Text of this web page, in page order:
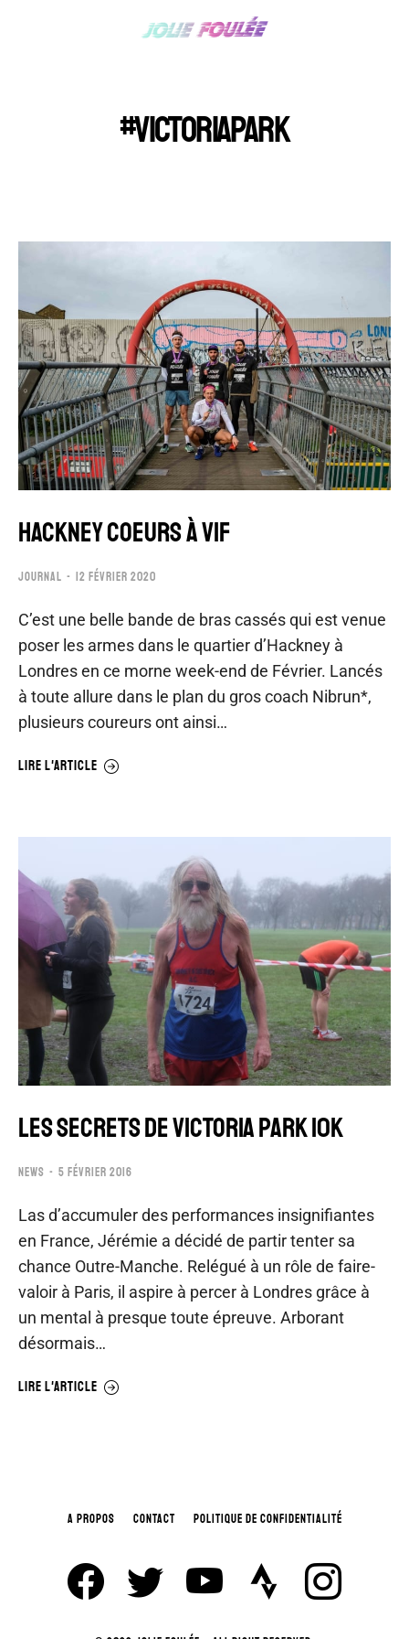
#VICTORIAPARK
HACKNEY COEURS À VIF
JOURNAL 12 FÉVRIER 2020
C’est une belle bande de bras cassés qui est venue
poser les armes dans le quartier d’Hackney à
Londres en ce morne week-end de Février. Lancés
à toute allure dans le plan du gros coach Nibrun*,
plusieurs coureurs ont ainsi…
LIRE L'ARTICLE
LES SECRETS DE VICTORIA PARK 10K
NEWS 5 FÉVRIER 2016
Las d’accumuler des performances insignifiantes
en France, Jérémie a décidé de partir tenter sa
chance Outre-Manche. Relégué à un rôle de faire-
valoir à Paris, il aspire à percer à Londres grâce à
un mental à presque toute épreuve. Arborant
désormais…
LIRE L'ARTICLE
A PROPOS CONTACT POLITIQUE DE CONFIDENTIALITÉ